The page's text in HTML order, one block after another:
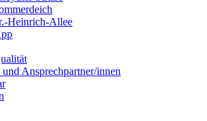
Heinrich-Allee
Ansprechpartner/innen